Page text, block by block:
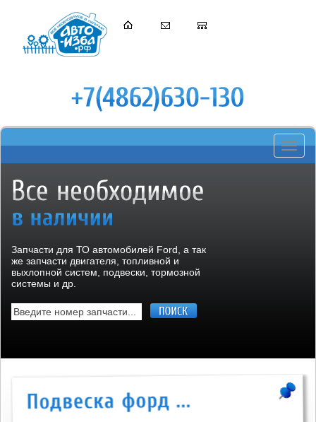
Toggle
Запчасти для ТО автомобилей Ford, а так
же запчасти двигателя, топливной и
выхлопной систем, подвески, тормозной
системы и др.